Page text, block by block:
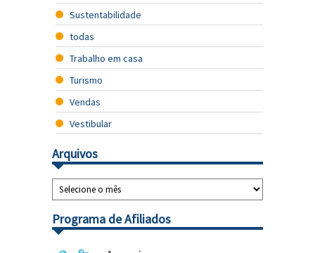
Sustentabilidade
todas
Trabalho em casa
Turismo
Vendas
Vestibular
Arquivos
Programa de Afiliados